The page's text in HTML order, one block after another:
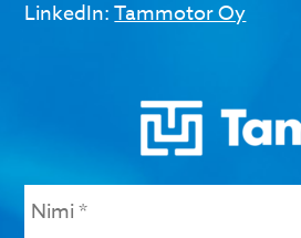
LinkedIn:Tammotor Oy
Nimi *